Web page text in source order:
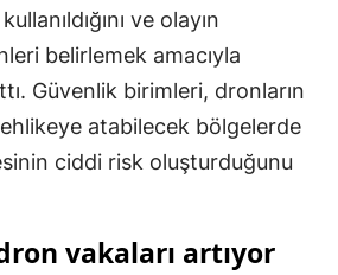
Rize
Sakarya
Samsun
ve olayın
belirlemek amacıyla
Güvenlik birimleri, dronların
atabilecek bölgelerde
ciddi risk oluşturduğunu
vakaları artıyor